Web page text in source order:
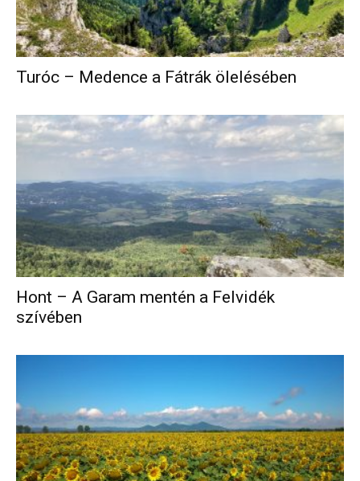
Turóc – Medence a Fátrák ölelésében
Hont – A Garam mentén a Felvidék
szívében